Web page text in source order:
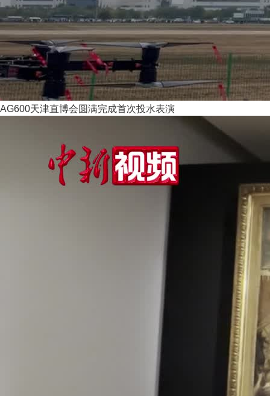
AG600天津直博会圆满完成首次投水表演